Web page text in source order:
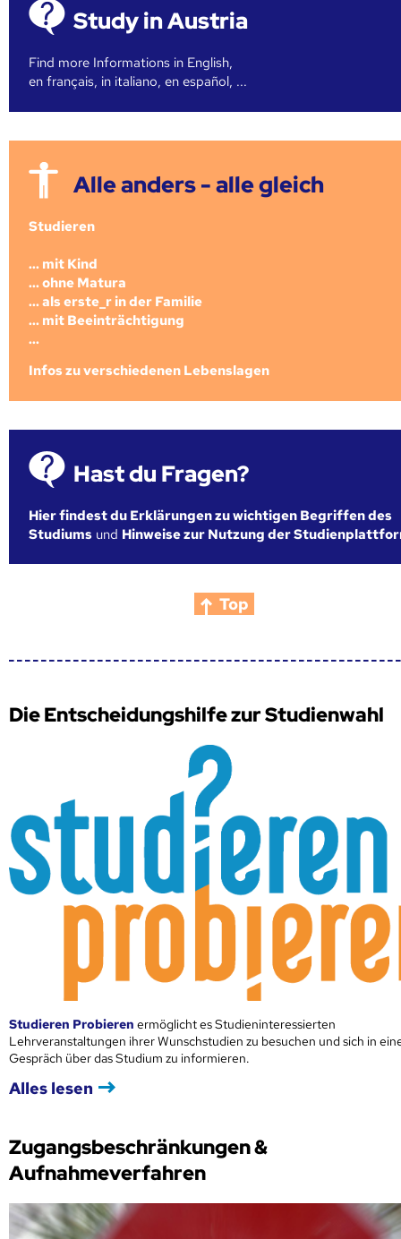
Study in Austria
Find more Informations in English,
en français, in italiano, en español, ...
Alle anders - alle gleich
Studieren
... mit Kind
... ohne Matura
... als erste_r in der Familie
... mit Beeinträchtigung
...
Infos zu verschiedenen Lebenslagen
Hast du Fragen?
Hier findest du Erklärungen zu wichtigen Begriffen des
Studiums und Hinweise zur Nutzung der
Top
Die Entscheidungshilfe zur Studienwahl
Studieren Probieren ermöglicht es Studieninteressierten
Lehrveranstaltungen ihrer Wunschstudien zu besuchen und sich in
Gespräch über das Studium zu informieren.
Alles lesen
Zugangsbeschränkungen &
Aufnahmeverfahren